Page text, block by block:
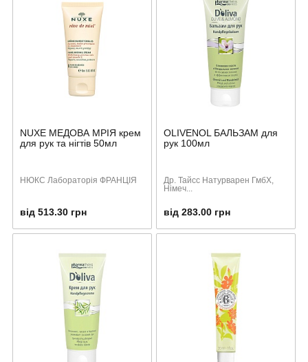
NUXE МЕДОВА МРІЯ крем
для рук та нігтів 50мл
НЮКС Лабораторія ФРАНЦІЯ
від 513.30 грн
OLIVENOL БАЛЬЗАМ для
рук 100мл
Др. Тайсс Натурварен ГмбХ,
Німеч...
від 283.00 грн